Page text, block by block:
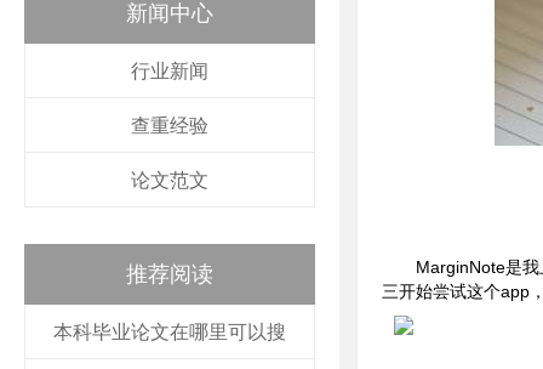
新闻中心
行业新闻
查重经验
论文范文
推荐阅读
本科毕业论文在哪里可以搜
MarginNote是
三开始尝试这个app